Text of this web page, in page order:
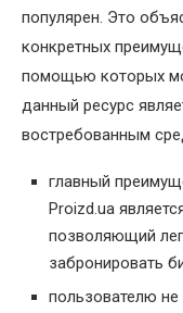
популярен. Это
конкретных
помощью которых
данный ресурс
востребованным
главный
Proizd.ua
позволяющий
забронировать
пользователю не